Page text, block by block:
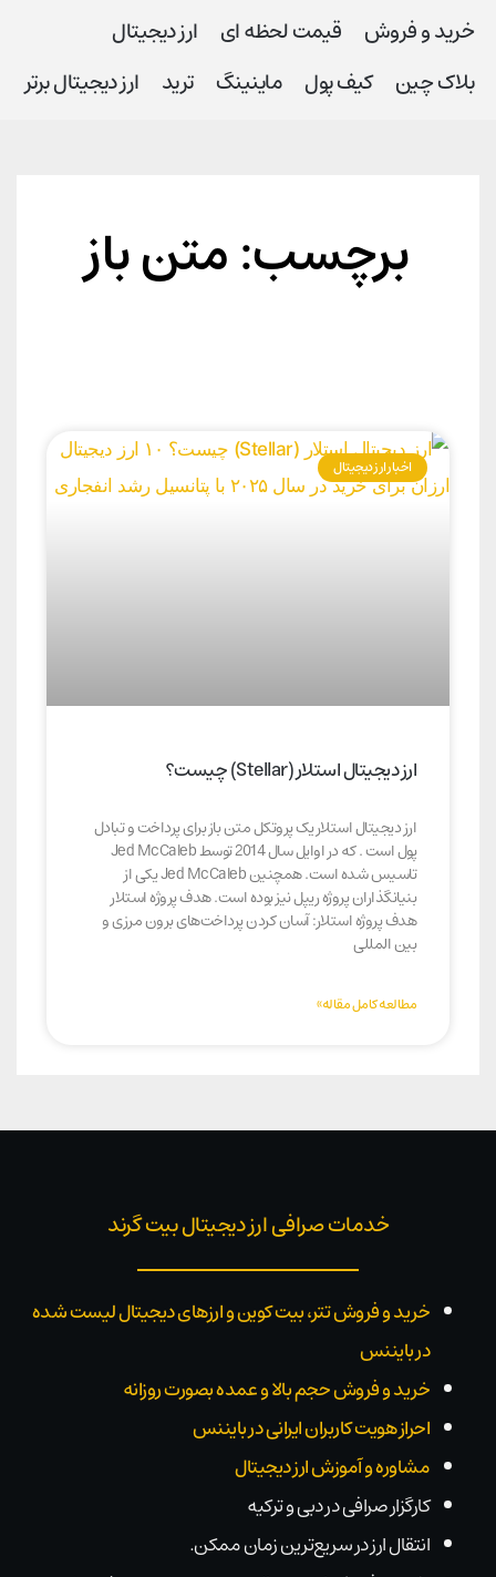
خرید و فروش
قیمت لحظه ای
ارز دیجیتال
بلاک‌ چین
کیف پول ماینینگ ترید ارز دیجیتال برتر
برچسب: متن باز
اخبار ارز دیجیتال
ارز دیجیتال استلار (Stellar) چیست؟
ارز دیجیتال استلار یک پروتکل متن باز برای پرداخت و تبادل
پول است . که در اوایل سال 2014 توسط Jed McCaleb
تاسیس شده است. همچنین Jed McCaleb یکی از
بنیانگذاران پروژه ریپل نیز بوده است. هدف پروژه استلار
هدف پروژه استلار: آسان کردن پرداخت‌های برون مرزی و
بین المللی
مطالعه کامل مقاله»
خدمات صرافی ارز دیجیتال بیت گرند
خرید و فروش تتر، بیت کوین و ارزهای دیجیتال لیست شده
در بایننس
خرید و فروش حجم بالا و عمده بصورت روزانه
احراز هویت کاربران ایرانی در بایننس
مشاوره و آموزش ارز دیجیتال
کارگزار صرافی در دبی و ترکیه
انتقال ارز در سریع‌ترین زمان ممکن.